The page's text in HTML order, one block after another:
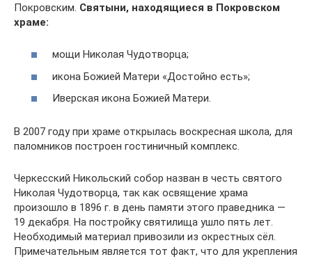
Покровским. Святыни, находящиеся в Покровском
храме:
мощи Николая Чудотворца;
икона Божией Матери «Достойно есть»;
Иверская икона Божией Матери.
В 2007 году при храме открылась воскресная школа, для
паломников построен гостиничный комплекс.
Черкесский Никольский собор назван в честь святого
Николая Чудотворца, так как освящение храма
произошло в 1896 г. в день памяти этого праведника —
19 декабря. На постройку святилища ушло пять лет.
Необходимый материал привозили из окрестных сёл.
Примечательным является тот факт, что для укрепления